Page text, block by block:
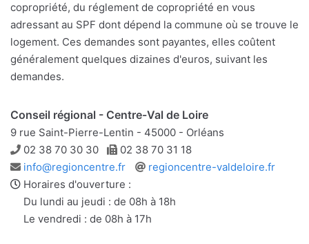
copropriété, du réglement de copropriété en vous
adressant au SPF dont dépend la commune où se trouve le
logement. Ces demandes sont payantes, elles coûtent
généralement quelques dizaines d'euros, suivant les
demandes.
Conseil régional - Centre-Val de Loire
9 rue Saint-Pierre-Lentin - 45000 - Orléans
Téléphone
02 38 70 30 30 Télécopie
02 38 70 31 18
Adresse
e-
mail
info@regioncentre.fr
Site
regioncentre-valdeloire.fr
Horaires d'ouverture :
Du lundi au jeudi : de 08h à 18h
Le vendredi : de 08h à 17h